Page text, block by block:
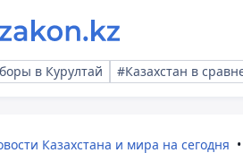
в Курултай #Казахстан в
Казахстана и мира на сегодня